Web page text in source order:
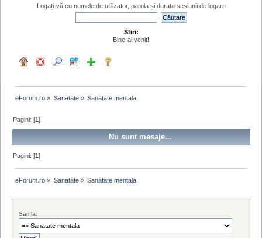
Logați-vă cu numele de utilizator, parola și durata sesiunii de logare
Stiri:
Bine-ai venit!
eForum.ro » Sanatate» Sanatate mentala
Pagini: [1]
Nu sunt mesaje...
Pagini: [1]
eForum.ro » Sanatate» Sanatate mentala
Sari la: